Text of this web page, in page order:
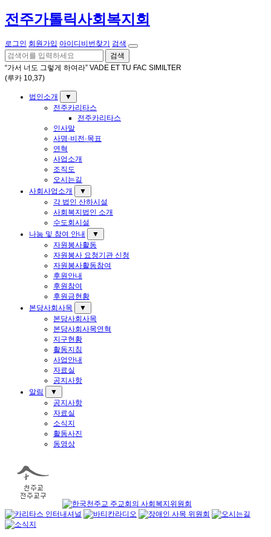
전주가톨릭사회복지회
로그인 회원가입 아이디비번찾기
검색
검색
“가서 너도 그렇게 하여라” VADE ET TU FAC SIMILTER
(루카 10,37)
법인소개
▼
전주카리타스
전주카리타스
인사말
사명·비전·목표
연혁
사업소개
조직도
오시는길
사회사업소개
▼
각 법인 산하시설
사회복지법인 소개
수도회시설
나눔 및 참여 안내
▼
자원봉사활동
자원봉사 요청기관 신청
자원봉사활동참여
후원안내
후원참여
후원금현황
본당사회사목
▼
본당사회사목
본당사회사목연혁
지구현황
활동지침
사업안내
자료실
공지사항
알림
▼
공지사항
자료실
소식지
활동사진
동영상